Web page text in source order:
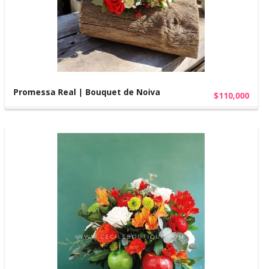
Promessa Real | Bouquet de Noiva $110,000